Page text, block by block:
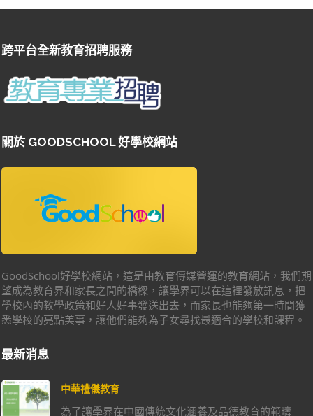
跨平台全新教育招聘服務
關於 GOODSCHOOL 好學校網站
GoodSchool好學校網站，這是由教育傳媒營運的教育網站，我們期
望成為教育界和家長之間的橋樑，讓學界可以在這裡發放訊息，把
學校內的教學政策和好人好事發送出去，而家長也能夠第一時間獲
悉學校的亮點美事，讓他們能夠為子女尋找最適合的學校和課程。
最新消息
中華禮儀教育
為了讓學界在中國傳統文化涵養及品德教育的範疇